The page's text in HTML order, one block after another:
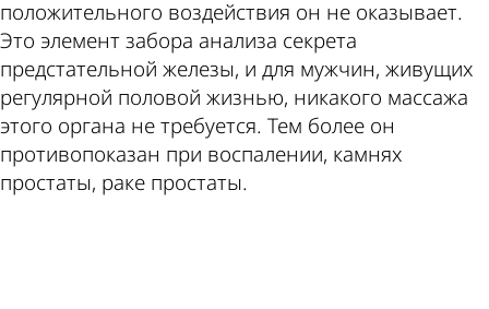
положительного воздействия он не оказывает.
Это элемент забора анализа секрета
предстательной железы, и для мужчин, живущих
регулярной половой жизнью, никакого массажа
этого органа не требуется. Тем более он
противопоказан при воспалении, камнях
простаты, раке простаты.